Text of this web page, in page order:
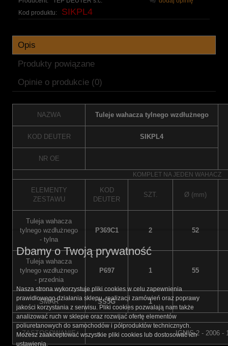
Kod produktu:
SIKPL4
Opis
Produkty powiązane
Opinie o produkcie (0)
NAZWA Tuleje wahacza tylnego wzdłużnego
KOD DEUTER SIKPL4
NR OE
KOMPLET NA JEDEN WAHACZ
ELEMENTY
ZESTAWU
KOD
DEUTER
SZT. Ø (mm)
Tuleja wahacza
tylnego wzdłużnego
- tylna
P369C1 2 52
Tuleja wahacza
tylnego wzdłużnego
- przednia
P697 1 55
SMAR SS5G 1
ZASTOSOWANIE IGNIS 2 - 2006 -
Dbamy o Twoją prywatność
Nasza strona wykorzystuje pliki cookies w celu zapewnienia
prawidłowego działania sklepu, realizacji zamówień oraz poprawy
jakości korzystania z serwisu. Pliki cookies pozwalają nam także
analizować ruch w sklepie oraz rozwijać ofertę elementów
poliuretanowych do samochodów i półproduktów technicznych.
Możesz zaakceptować wszystkie pliki cookies lub dostosować ich
ustawienia.